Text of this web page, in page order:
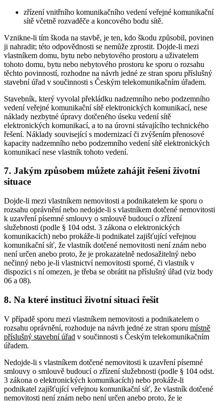
zřízení vnitřního komunikačního vedení veřejné komunikační
sítě včetně rozvaděče a koncového bodu sítě.
Vznikne-li tím škoda na stavbě, je ten, kdo škodu způsobil, povinen
ji nahradit; této odpovědnosti se nemůže zprostit. Dojde-li mezi
vlastníkem domu, bytu nebo nebytového prostoru a uživatelem
tohoto domu, bytu nebo nebytového prostoru ke sporu o rozsahu
těchto povinností, rozhodne na návrh jedné ze stran sporu příslušný
stavební úřad v součinnosti s Českým telekomunikačním úřadem.
Stavebník, který vyvolal překládku nadzemního nebo podzemního
vedení veřejné komunikační sítě elektronických komunikací, nese
náklady nezbytné úpravy dotčeného úseku vedení sítě
elektronických komunikací, a to na úrovni stávajícího technického
řešení. Náklady související s modernizací či zvýšením přenosové
kapacity nadzemního nebo podzemního vedení sítě elektronických
komunikací nese vlastník tohoto vedení.
7. Jakým způsobem můžete zahájit řešení životní
situace
Dojde-li mezi vlastníkem nemovitosti a podnikatelem ke sporu o
rozsahu oprávnění nebo nedojde-li s vlastníkem dotčené nemovitosti
k uzavření písemné smlouvy o smlouvě budoucí o zřízení
služebnosti (podle § 104 odst. 3 zákona o elektronických
komunikacích) nebo prokáže-li podnikatel zajišťující veřejnou
komunikační síť, že vlastník dotčené nemovitosti není znám nebo
není určen anebo proto, že je prokazatelně nedosažitelný nebo
nečinný nebo je-li vlastnictví nemovitosti sporné, či vlastník v
dispozici s ní omezen, je třeba se obrátit na příslušný úřad (viz body
06 a 08).
8. Na které instituci životní situaci řešit
V případě sporu mezi vlastníkem nemovitosti a podnikatelem o
rozsahu oprávnění, rozhoduje na návrh jedné ze stran sporu místně
příslušný stavební úřad v součinnosti s Českým telekomunikačním
úřadem.
Nedojde-li s vlastníkem dotčené nemovitosti k uzavření písemné
smlouvy o smlouvě budoucí o zřízení služebnosti (podle § 104 odst.
3 zákona o elektronických komunikacích) nebo prokáže-li
podnikatel zajišťující veřejnou komunikační síť, že vlastník dotčené
nemovitosti není znám nebo není určen anebo proto, že je